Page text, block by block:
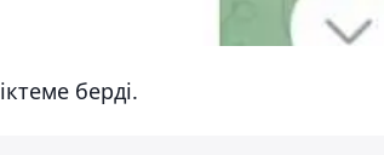
берді.